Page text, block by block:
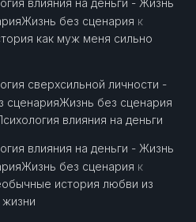
влияния на деньги - Жизнь
без сценария к
как муж меня сильно
сверхсильной личности -
сценарияЖизнь без сценария
влияния на деньги
влияния на деньги - Жизнь
без сценария к
история любви из